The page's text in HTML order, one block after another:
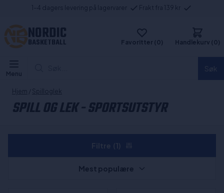
1-4 dagers levering på lagervarer Frakt fra 139 kr
NORDIC
BASKETBALL Favoritter (0) Handlekurv (0)
Menu
Hjem / Spilloglek
SPILL OG LEK - SPORTSUTSTYR
Mest populære